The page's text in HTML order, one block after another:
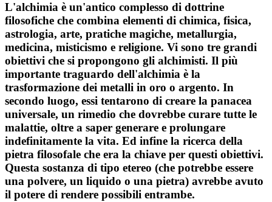
L'alchimia è un'antico complesso di dottrine
filosofiche che combina elementi di chimica, fisica,
astrologia, arte, pratiche magiche, metallurgia,
medicina, misticismo e religione. Vi sono tre grandi
obiettivi che si propongono gli alchimisti. Il più
importante traguardo dell'alchimia è la
trasformazione dei metalli in oro o argento. In
secondo luogo, essi tentarono di creare la panacea
universale, un rimedio che dovrebbe curare tutte le
malattie, oltre a saper generare e prolungare
indefinitamente la vita. Ed infine la ricerca della
pietra filosofale che era la chiave per questi obiettivi.
Questa sostanza di tipo etereo (che potrebbe essere
una polvere, un liquido o una pietra) avrebbe avuto
il potere di rendere possibili entrambe.